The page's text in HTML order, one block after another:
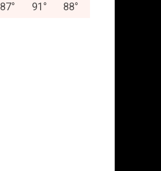
87° 91 ° 88°